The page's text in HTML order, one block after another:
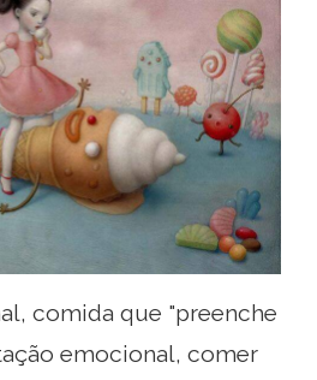
comida que "preenche
emocional, comer